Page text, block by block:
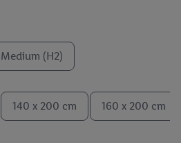
Medium (H2)
140 x 200 cm 160 x 200 cm